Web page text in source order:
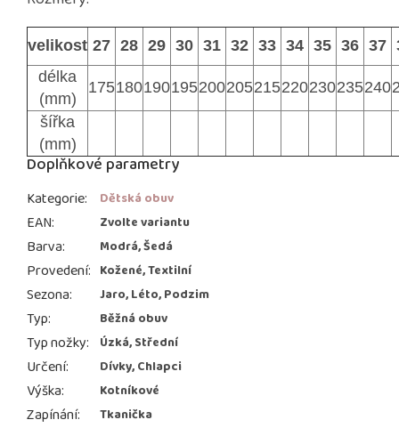
velikost 27 28 29 30 31 32 33 34 35 36 37
délka
(mm)
175180190195200205215220230235240
šířka
(mm)
Doplňkové parametry
Kategorie: Dětská obuv
EAN: Zvolte variantu
Barva: Modrá, Šedá
Provedení: Kožené, Textilní
Sezona: Jaro, Léto, Podzim
Typ: Běžná obuv
Typ nožky: Úzká, Střední
Určení: Dívky, Chlapci
Výška: Kotníkové
Zapínání: Tkanička